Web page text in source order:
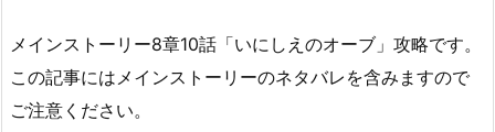
メインストーリー8章10話「いにしえのオーブ」攻略です。
この記事にはメインストーリーのネタバレを含みますので
ご注意ください。